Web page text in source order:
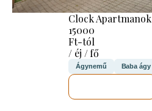
Clock Apartmanok
15000
Ft-tól
/ éj / fő
Ágynemű Baba ágy